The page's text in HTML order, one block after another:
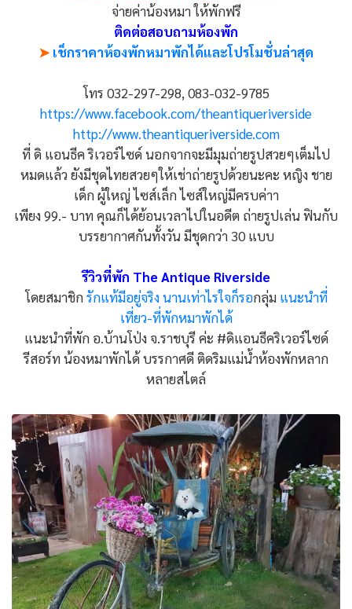
จ่ายค่าน้องหมา ให้พักฟรี
ติดต่อสอบถามห้องพัก
➤ เช็กราคาห้องพักหมาพักได้และโปรโมชั่นล่าสุด
โทร 032-297-298, 083-032-9785
https://www.facebook.com/theantiqueriverside
http://www.theantiqueriverside.com
ที่ ดิ แอนธีค ริเวอร์ไซด์ นอกจากจะมีมุมถ่ายรูปสวยๆเต็มไป
หมดแล้ว ยังมีชุดไทยสวยๆให้เช่าถ่ายรูปด้วยนะคะ หญิง ชาย
เด็ก ผู้ใหญ่ ไซส์เล็ก ไซส์ใหญ่มีครบค่าา
เพียง 99.- บาท คุณก็ได้ย้อนเวลาไปในอดีต ถ่ายรูปเล่น ฟินกับ
บรรยากาศกันทั้งวัน มีชุดกว่า 30 แบบ
รีวิวที่พัก The Antique Riverside
โดยสมาชิก รักแท้มีอยู่จริง นานเท่าไรใจก็รอกลุ่ม แนะนำที่
เที่ยว-ที่พักหมาพักได้
แนะนำที่พัก อ.บ้านโป่ง จ.ราชบุรี ค่ะ #ดิแอนธีคริเวอร์ไซด์
รีสอร์ท น้องหมาพักได้ บรรกาศดี ติดริมแม่น้ำห้องพักหลาก
หลายสไตล์